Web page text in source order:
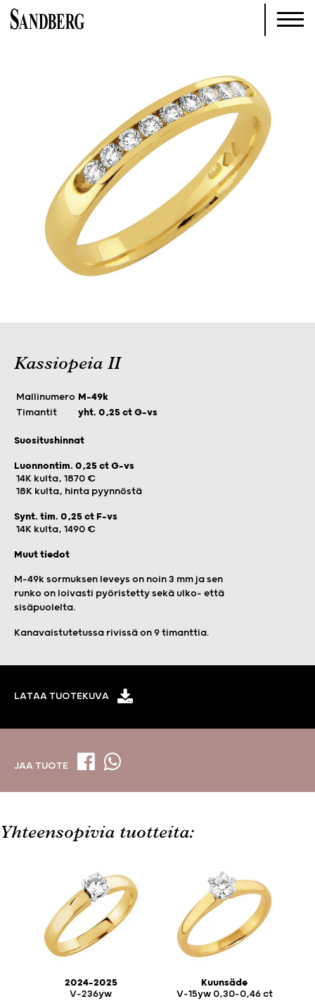
Kassiopeia II
Mallinumero M-49k
Timantit
yht. 0,25 ct G-vs
Suositushinnat
Luonnontim. 0,25 ct G-vs
14K kulta, 1870 €
18K kulta, hinta pyynnöstä
Synt. tim. 0,25 ct F-vs
14K kulta, 1490 €
Muut tiedot
M-49k sormuksen leveys on noin 3 mm ja sen
runko on loivasti pyöristetty sekä ulko- että
sisäpuolelta.
Kanavaistutetussa rivissä on 9 timanttia.
LATAA TUOTEKUVA
JAA TUOTE
Yhteensopivia tuotteita:
2024-2025
V-236yw
Kuunsäde
V-15yw 0,30-0,46 ct